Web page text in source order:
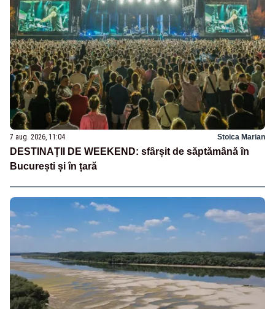
7 aug. 2026, 11:04 Stoica Marian
DESTINAȚII DE WEEKEND: sfârșit de săptămână în
București și în țară